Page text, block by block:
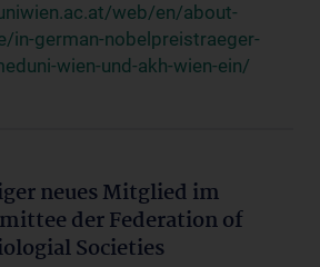
web/en/about-
in-german-nobelpreistraeger-
wien-und-akh-wien-ein/
neues Mitglied im
der Federation of
Societies